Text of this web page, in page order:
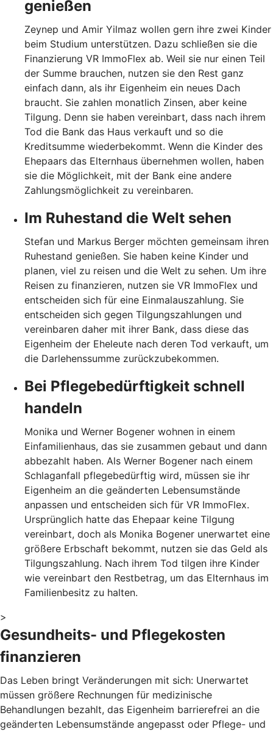
genießen
Zeynep und Amir Yilmaz wollen gern ihre zwei Kinder
beim Studium unterstützen. Dazu schließen sie die
Finanzierung VR ImmoFlex ab. Weil sie nur einen Teil
der Summe brauchen, nutzen sie den Rest ganz
einfach dann, als ihr Eigenheim ein neues Dach
braucht. Sie zahlen monatlich Zinsen, aber keine
Tilgung. Denn sie haben vereinbart, dass nach ihrem
Tod die Bank das Haus verkauft und so die
Kreditsumme wiederbekommt. Wenn die Kinder des
Ehepaars das Elternhaus übernehmen wollen, haben
sie die Möglichkeit, mit der Bank eine andere
Zahlungsmöglichkeit zu vereinbaren.
Im Ruhestand die Welt sehen
Stefan und Markus Berger möchten gemeinsam ihren
Ruhestand genießen. Sie haben keine Kinder und
planen, viel zu reisen und die Welt zu sehen. Um ihre
Reisen zu finanzieren, nutzen sie VR ImmoFlex und
entscheiden sich für eine Einmalauszahlung. Sie
entscheiden sich gegen Tilgungszahlungen und
vereinbaren daher mit ihrer Bank, dass diese das
Eigenheim der Eheleute nach deren Tod verkauft, um
die Darlehenssumme zurückzubekommen.
Bei Pflegebedürftigkeit schnell
handeln
Monika und Werner Bogener wohnen in einem
Einfamilienhaus, das sie zusammen gebaut und dann
abbezahlt haben. Als Werner Bogener nach einem
Schlaganfall pflegebedürftig wird, müssen sie ihr
Eigenheim an die geänderten Lebensumstände
anpassen und entscheiden sich für VR ImmoFlex.
Ursprünglich hatte das Ehepaar keine Tilgung
vereinbart, doch als Monika Bogener unerwartet eine
größere Erbschaft bekommt, nutzen sie das Geld als
Tilgungszahlung. Nach ihrem Tod tilgen ihre Kinder
wie vereinbart den Restbetrag, um das Elternhaus im
Familienbesitz zu halten.
>
Gesundheits- und Pflegekosten
finanzieren
Das Leben bringt Veränderungen mit sich: Unerwartet
müssen größere Rechnungen für medizinische
Behandlungen bezahlt, das Eigenheim barrierefrei an die
geänderten Lebensumstände angepasst oder Pflege- und